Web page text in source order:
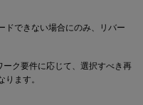
ドできない場合にのみ、リバー
ク要件に応じて、選択すべき再
ます。